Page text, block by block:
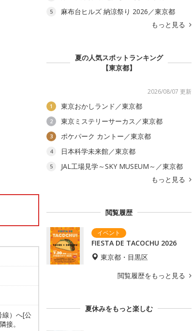
線）へ[公
接。
5
麻布台ヒルズ 納涼祭り 2026／東京都
もっと見る
夏の人気スポットランキング
【東京都】
2026/08/07 更新
1 東京おかしランド／東京都
2 東京ミステリーサーカス／東京都
3 ポケパーク カントー／東京都
4 日本科学未来館／東京都
5
JAL工場見学～SKY MUSEUM～／東京都
もっと見る
閲覧履歴
FIESTA DE TACOCHU 2026
東京都・目黒区
閲覧履歴をもっと見る
夏休みをもっと楽しむ